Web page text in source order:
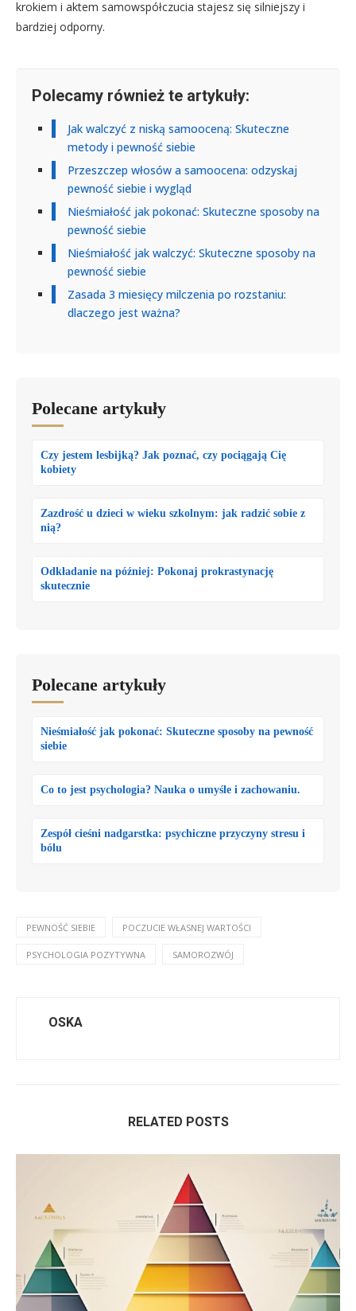
krokiem i aktem samowspółczucia stajesz się silniejszy i
bardziej odporny.
Polecamy również te artykuły:
Jak walczyć z niską samooceną: Skuteczne
metody i pewność siebie
Przeszczep włosów a samoocena: odzyskaj
pewność siebie i wygląd
Nieśmiałość jak pokonać: Skuteczne sposoby na
pewność siebie
Nieśmiałość jak walczyć: Skuteczne sposoby na
pewność siebie
Zasada 3 miesięcy milczenia po rozstaniu:
dlaczego jest ważna?
Polecane artykuły
Czy jestem lesbijką? Jak poznać, czy pociągają Cię
kobiety
Zazdrość u dzieci w wieku szkolnym: jak radzić sobie z
nią?
Odkładanie na później: Pokonaj prokrastynację
skutecznie
Polecane artykuły
Nieśmiałość jak pokonać: Skuteczne sposoby na pewność
siebie
Co to jest psychologia? Nauka o umyśle i zachowaniu.
Zespół cieśni nadgarstka: psychiczne przyczyny stresu i
bólu
PEWNOŚĆ SIEBIE POCZUCIE WŁASNEJ WARTOŚCI
PSYCHOLOGIA POZYTYWNA SAMOROZWÓJ
OSKA
RELATED POSTS